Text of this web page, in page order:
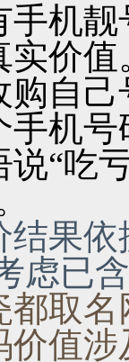
靓
实价
自
机
“吃
依
虑已
名
值